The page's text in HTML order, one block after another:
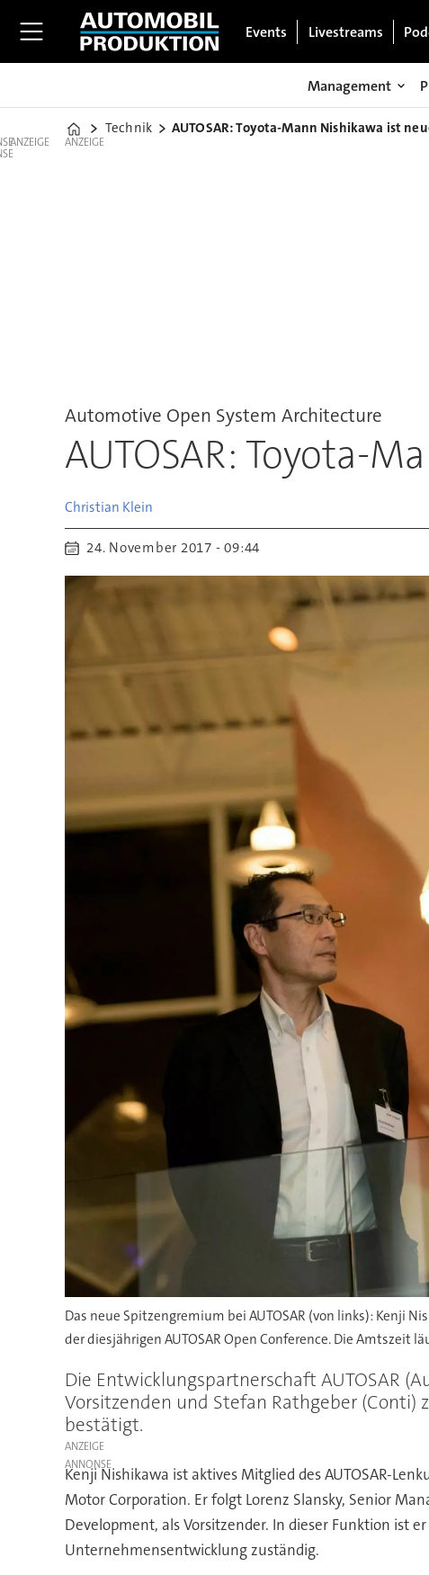
Events Livestreams
Management
Home
Technik AUTOSAR: Toyota-Mann Nishikawa ist
ANZEIGE ANZEIGE
Automotive Open System Architecture
AUTOSAR: Toyota-
Christian Klein
24. November 2017 - 09:44
Das neue Spitzengremium bei AUTOSAR (von links): Kenji
der diesjährigen AUTOSAR Open Conference. Die Amtszeit
Die Entwicklungspartnerschaft AUTOSAR
Vorsitzenden und Stefan Rathgeber (Conti)
bestätigt.
ANZEIGE
Kenji Nishikawa ist aktives Mitglied des AUTOSAR-
Motor Corporation. Er folgt Lorenz Slansky, Senior
Development, als Vorsitzender. In dieser Funktion ist
Unternehmensentwicklung zuständig.